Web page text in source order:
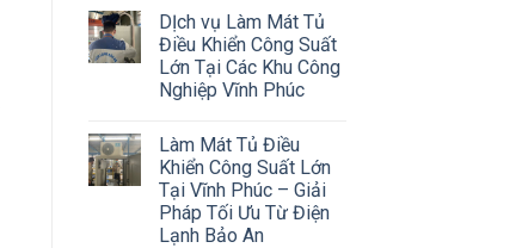
DỊch vụ Làm Mát Tủ
Điều Khiển Công Suất
Lớn Tại Các Khu Công
Nghiệp Vĩnh Phúc
Làm Mát Tủ Điều
Khiển Công Suất Lớn
Tại Vĩnh Phúc – Giải
Pháp Tối Ưu Từ Điện
Lạnh Bảo An